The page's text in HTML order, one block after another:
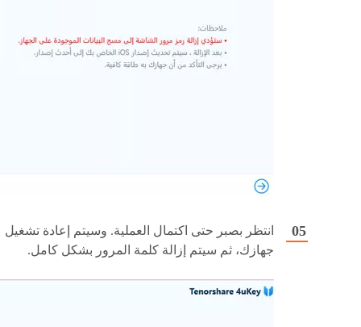
انتظر بصبر حتى اكتمال العملية. وسيتم إعادة تشغيل
جهازك، ثم سيتم إزالة كلمة المرور بشكل كامل.